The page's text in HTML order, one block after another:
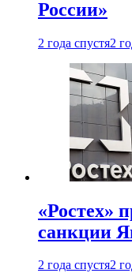
России»
2 года спустя2
«Ростех»
санкции
2 года спустя2